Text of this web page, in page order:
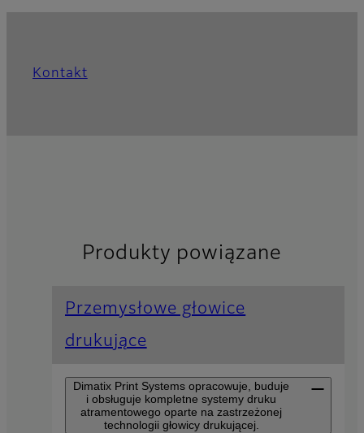
Kontakt
Produkty powiązane
Przemysłowe głowice
drukujące
Dimatix Print Systems opracowuje, buduje
i obsługuje kompletne systemy druku
atramentowego oparte na zastrzeżonej
technologii głowicy drukującej.